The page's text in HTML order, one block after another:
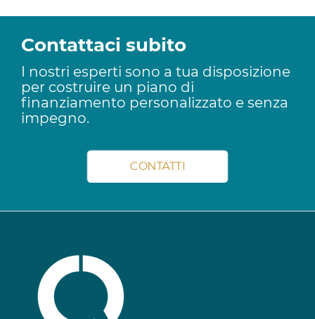
Contattaci subito
I nostri esperti sono a tua disposizione
per costruire un piano di
finanziamento personalizzato e senza
impegno.
CONTATTI